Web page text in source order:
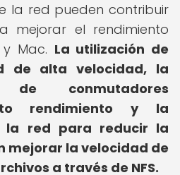
la red pueden contribuir
mejorar el rendimiento
y Mac. La utilización de
de alta velocidad, la
de conmutadores
rendimiento y la
la red para reducir la
mejorar la velocidad de
a través de NFS.